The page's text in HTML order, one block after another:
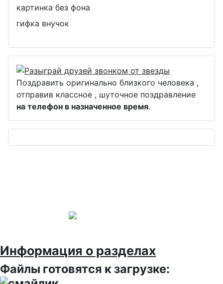
картинка без фона
гифка внучок
Поздравить оригинально близкого человека ,
отправив классное , шуточное поздравление
на телефон в назначенное время.
Информация о разделах
Файлы готовятся к загрузке: